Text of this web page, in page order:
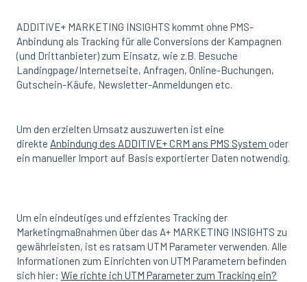
ADDITIVE+ MARKETING INSIGHTS kommt ohne PMS-
Anbindung als Tracking für alle Conversions der Kampagnen
(und Drittanbieter) zum Einsatz, wie z.B. Besuche
Landingpage/Internetseite, Anfragen, Online-Buchungen,
Gutschein-Käufe, Newsletter-Anmeldungen etc.
Um den erzielten Umsatz auszuwerten ist eine
direkte Anbindung des ADDITIVE+ CRM ans PMS System oder
ein manueller Import auf Basis exportierter Daten notwendig.
Um ein eindeutiges und effzientes Tracking der
Marketingmaßnahmen über das A+ MARKETING INSIGHTS zu
gewährleisten, ist es ratsam UTM Parameter verwenden. Alle
Informationen zum Einrichten von UTM Parametern befinden
sich hier: Wie richte ich UTM Parameter zum Tracking ein?